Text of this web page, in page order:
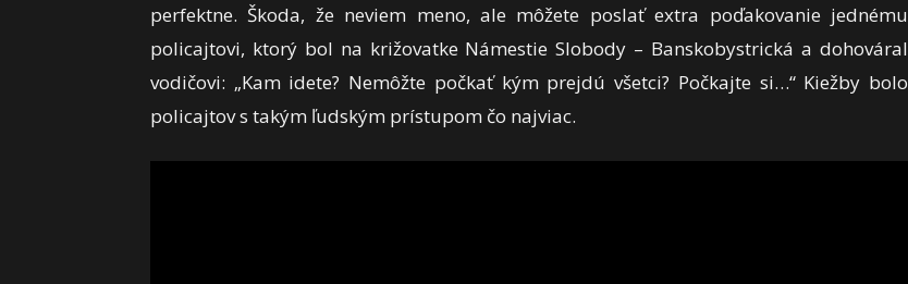
perfektne. Škoda, že neviem meno, ale môžete poslať extra poďakovanie jednému
policajtovi, ktorý bol na križovatke Námestie Slobody – Banskobystrická a dohováral
vodičovi: „Kam idete? Nemôžte počkať kým prejdú všetci? Počkajte si…“ Kiežby bolo
policajtov s takým ľudským prístupom čo najviac.